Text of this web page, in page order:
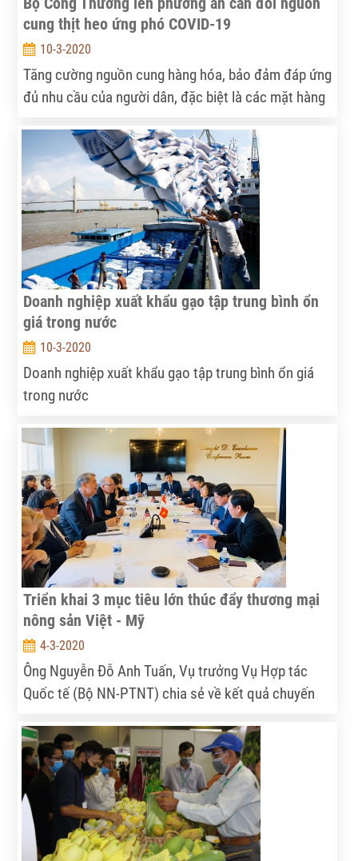
cung thịt heo ứng phó COVID-19
10-3-2020
Tăng cường nguồn cung hàng hóa, bảo đảm đáp ứng
đủ nhu cầu của người dân, đặc biệt là các mặt hàng
trong những phương án điều tiết nguồn hàng của Bộ
Công Thương.
Doanh nghiệp xuất khẩu gạo tập trung bình ổn
giá trong nước
10-3-2020
Doanh nghiệp xuất khẩu gạo tập trung bình ổn giá
trong nước
Triển khai 3 mục tiêu lớn thúc đẩy thương mại
nông sản Việt - Mỹ
4-3-2020
Ông Nguyễn Đỗ Anh Tuấn, Vụ trưởng Vụ Hợp tác
Quốc tế (Bộ NN-PTNT) chia sẻ về kết quả chuyến
thúc.